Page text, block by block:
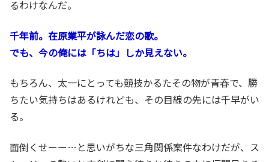
るわけなんだ。
千年前。在原業平が詠んだ恋の歌。
でも、今の俺には「ちは」しか見えない。
もちろん、太一にとっても競技かるたその物が青春で、勝
ちたい気持ちはあるけれども、その目線の先には千早がい
る。
面倒くせーー…と思いがちな三角関係案件なわけだが、ス